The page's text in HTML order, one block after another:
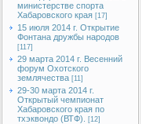
министерстве спорта
Хабаровского края [17]
15 июля 2014 г. Открытие
Фонтана дружбы народов
[117]
29 марта 2014 г. Весенний
форум Охотского
землячества [11]
29-30 марта 2014 г.
Открытый чемпионат
Хабаровского края по
тхэквондо (ВТФ).
[12]